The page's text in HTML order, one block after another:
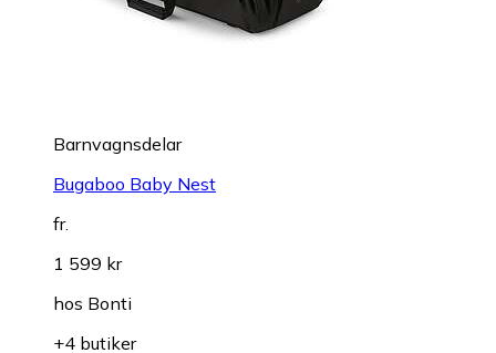
Barnvagnsdelar
Bugaboo Baby Nest
fr.
1 599 kr
hos Bonti
+4 butiker